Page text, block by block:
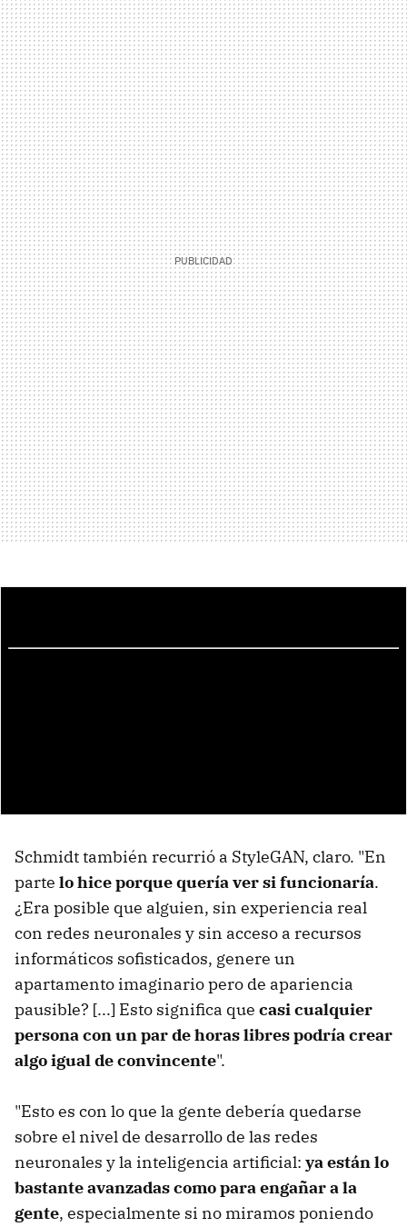
Schmidt también recurrió a StyleGAN, claro. "En
parte lo hice porque quería ver si funcionaría.
¿Era posible que alguien, sin experiencia real
con redes neuronales y sin acceso a recursos
informáticos sofisticados, genere un
apartamento imaginario pero de apariencia
pausible? [...] Esto significa que casi cualquier
persona con un par de horas libres podría crear
algo igual de convincente".
"Esto es con lo que la gente debería quedarse
sobre el nivel de desarrollo de las redes
neuronales y la inteligencia artificial: ya están lo
bastante avanzadas como para engañar a la
gente, especialmente si no miramos poniendo